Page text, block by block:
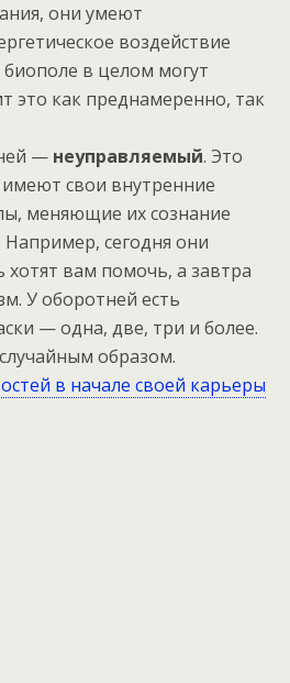
они умеют
воздействие
в целом могут
это как преднамеренно, так
— неуправляемый. Это
свои внутренние
меняющие их сознание
сегодня они
вам помочь, а завтра
У оборотней есть
— одна, две, три и более.
образом.
в начале своей карьеры